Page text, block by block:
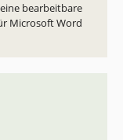
bearbeitbare
Microsoft Word